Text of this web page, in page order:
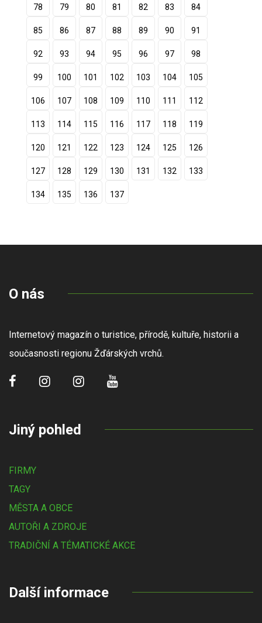
78 79 80 81 82 83 84
85 86 87 88 89 90 91
92 93 94 95 96 97 98
99 100 101 102 103 104 105
106 107 108 109 110 111 112
113 114 115 116 117 118 119
120 121 122 123 124 125 126
127 128 129 130 131 132 133
134 135 136 137
O nás
Internetový magazín o turistice, přírodě, kultuře, historii a
současnosti regionu Žďárských vrchů.
Jiný pohled
FIRMY
TAGY
MĚSTA A OBCE
AUTOŘI A ZDROJE
TRADIČNÍ A TÉMATICKÉ AKCE
Další informace